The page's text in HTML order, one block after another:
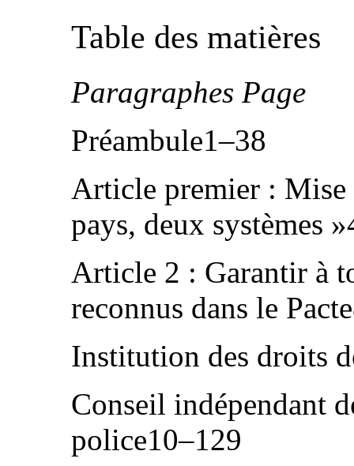
Table des matières
Paragraphes Page
Préambule1–38
Article premier :
pays, deux systèmes
Article 2 : Garantir à
reconnus dans le
Institution des droits
Conseil indépendant
police10–129